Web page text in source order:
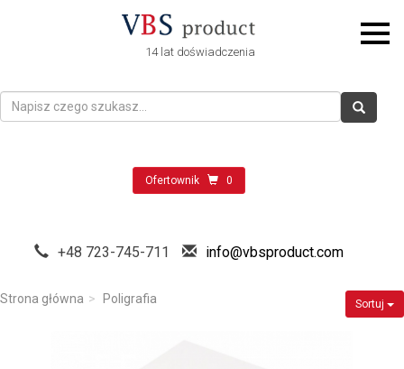
14 lat doświadczenia
Ofertownik 0
+48 723-745-711 info@vbsproduct.com
Strona główna Poligrafia Sortuj